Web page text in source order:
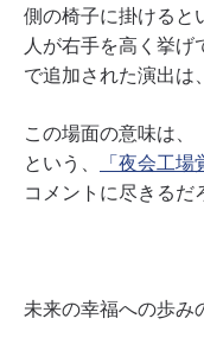
側の椅子に掛ける
人が右手を高く挙
で追加された演出は
この場面の意味は、
という、
「夜会工場
コメントに尽きるだ
未来の幸福への歩